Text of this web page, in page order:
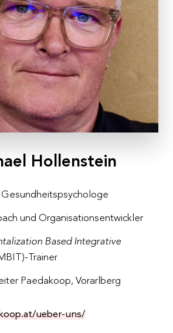
Hollenstein
Gesundheitspsychologe
und Organisationsentwickler
Based Integrative
Trainer
Paedakoop, Vorarlberg
ueber-uns/